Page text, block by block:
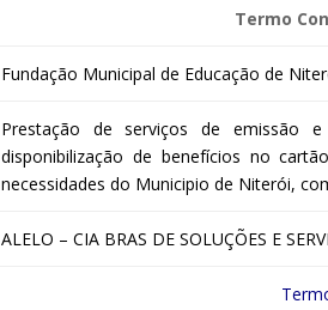
Termo
Fundação Municipal de Educação de
Prestação de serviços de emissão
disponibilização de benefícios no
necessidades do Municipio de Niterói,
ALELO – CIA BRAS DE SOLUÇÕES E